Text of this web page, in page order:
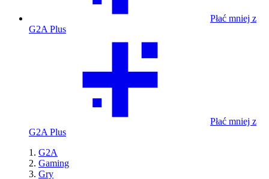
Płać mniej z
G2A Plus
Płać mniej z
G2A Plus
G2A
Gaming
Gry